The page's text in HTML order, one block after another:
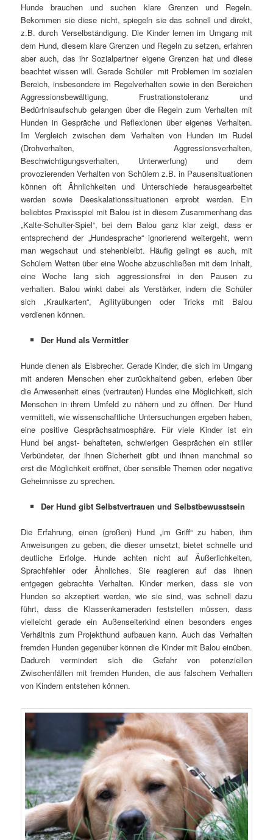
Hunde brauchen und suchen klare Grenzen und Regeln.
Bekommen sie diese nicht, spiegeln sie das schnell und direkt,
z.B. durch Verselbständigung. Die Kinder lernen im Umgang mit
dem Hund, diesem klare Grenzen und Regeln zu setzen, erfahren
aber auch, das ihr Sozialpartner eigene Grenzen hat und diese
beachtet wissen will. Gerade Schüler mit Problemen im sozialen
Bereich, insbesondere im Regelverhalten sowie in den Bereichen
Aggressionsbewältigung, Frustrationstoleranz und
Bedürfnisaufschub gelangen über die Regeln zum Verhalten mit
Hunden in Gespräche und Reflexionen über eigenes Verhalten.
Im Vergleich zwischen dem Verhalten von Hunden im Rudel
(Drohverhalten, Aggressionsverhalten,
Beschwichtigungsverhalten, Unterwerfung) und dem
provozierenden Verhalten von Schülern z.B. in Pausensituationen
können oft Ähnlichkeiten und Unterschiede herausgearbeitet
werden sowie Deeskalationssituationen erprobt werden. Ein
beliebtes Praxisspiel mit Balou ist in diesem Zusammenhang das
„Kalte-Schulter-Spiel“, bei dem Balou ganz klar zeigt, dass er
entsprechend der „Hundesprache“ ignorierend weitergeht, wenn
man wegschaut und stehenbleibt. Häufig gelingt es auch, mit
Schülern Wetten über eine Woche abzuschließen mit dem Inhalt,
eine Woche lang sich aggressionsfrei in den Pausen zu
verhalten. Balou winkt dabei als Verstärker, indem die Schüler
sich „Kraulkarten“, Agilityübungen oder Tricks mit Balou
verdienen können.
Der Hund als Vermittler
Hunde dienen als Eisbrecher. Gerade Kinder, die sich im Umgang
mit anderen Menschen eher zurückhaltend geben, erleben über
die Anwesenheit eines (vertrauten) Hundes eine Möglichkeit, sich
Menschen in ihrem Umfeld zu nähern und zu öffnen. Der Hund
vermittelt, wie wissenschaftliche Untersuchungen ergeben haben,
eine positive Gesprächsatmosphäre. Für viele Kinder ist ein
Hund bei angst- behafteten, schwierigen Gesprächen ein stiller
Verbündeter, der ihnen Sicherheit gibt und ihnen manchmal so
erst die Möglichkeit eröffnet, über sensible Themen oder negative
Geheimnisse zu sprechen.
Der Hund gibt Selbstvertrauen und Selbstbewusstsein
Die Erfahrung, einen (großen) Hund „im Griff“ zu haben, ihm
Anweisungen zu geben, die dieser umsetzt, bietet schnelle und
deutliche Erfolge. Hunde achten nicht auf Äußerlichkeiten,
Sprachfehler oder Ähnliches. Sie reagieren auf das ihnen
entgegen gebrachte Verhalten. Kinder merken, dass sie von
Hunden so akzeptiert werden, wie sie sind, was schnell dazu
führt, dass die Klassenkameraden feststellen müssen, dass
vielleicht gerade ein Außenseiterkind einen besonders enges
Verhältnis zum Projekthund aufbauen kann. Auch das Verhalten
fremden Hunden gegenüber können die Kinder mit Balou einüben.
Dadurch vermindert sich die Gefahr von potenziellen
Zwischenfällen mit fremden Hunden, die aus falschem Verhalten
von Kindern entstehen können.